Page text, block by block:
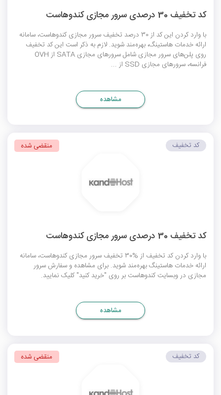
کد تخفیف 30 درصدی سرور مجازی کندوهاست
با وارد کردن این کد از 30 درصد تخفیف سرور مجازی کندوهاست، سامانه
ارائه خدمات هاستینگ، بهره‎‌مند شوید. لازم به ذکر است این کد تخفیف
روی پلن‌های سرور مجازی شامل سرورهای مجازی SATA از OVH
فرانسه، سرورهای مجازی SSD از ...
مشاهده
کد تخفیف 30 درصدی سرور مجازی کندوهاست
با وارد کردن کد تخفیف از %30 تخفیف سرور مجازی کندوهاست، سامانه
ارائه خدمات هاستینگ بهره‎‌مند شوید. برای مشاهده و سفارش سرور
مجازی در وبسایت کندوهاست بر روی "خرید کنید" کلیک نمایید.
کد تخفیف منقضی شده
مشاهده
کد تخفیف منقضی شده